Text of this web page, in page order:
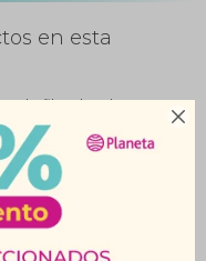

en esta
de filtrado o busca en